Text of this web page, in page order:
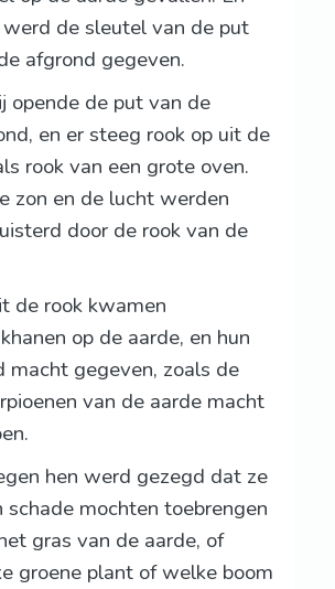
de sleutel van de put
afgrond gegeven.
opende de put van de
en er steeg rook op uit de
rook van een grote oven.
zon en de lucht werden
door de rook van de
de rook kwamen
op de aarde, en hun
macht gegeven, zoals de
van de aarde macht
hen werd gezegd dat ze
schade mochten toebrengen
gras van de aarde, of
groene plant of welke boom